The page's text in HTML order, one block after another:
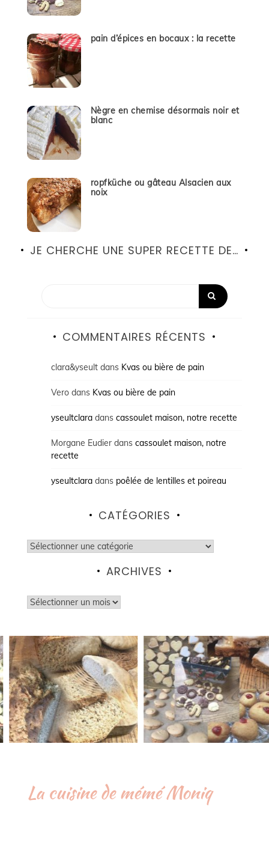
pain d’épices en bocaux : la recette
Nègre en chemise désormais noir et
blanc
ropfküche ou gâteau Alsacien aux
noix
JE CHERCHE UNE SUPER RECETTE DE…
COMMENTAIRES RÉCENTS
clara&yseultdans Kvas ou bière de pain
Verodans Kvas ou bière de pain
yseultclaradans cassoulet maison, notre recette
Morgane Eudierdans cassoulet maison, notre
recette
yseultclaradans poêlée de lentilles et poireau
CATÉGORIES
Catégories
ARCHIVES
Archives
La cuisine de mémé Moniq